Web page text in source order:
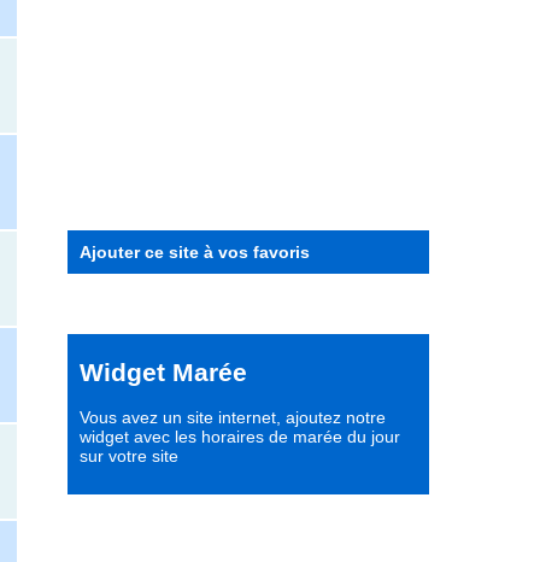
Ajouter ce site à vos favoris
Widget Marée
Vous avez un site internet, ajoutez notre
widget avec les horaires de marée du jour
sur votre site